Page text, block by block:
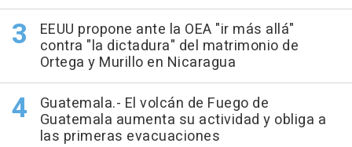
EEUU propone ante la OEA "ir más allá"
contra "la dictadura" del matrimonio de
Ortega y Murillo en Nicaragua
Guatemala.- El volcán de Fuego de
Guatemala aumenta su actividad y obliga a
las primeras evacuaciones